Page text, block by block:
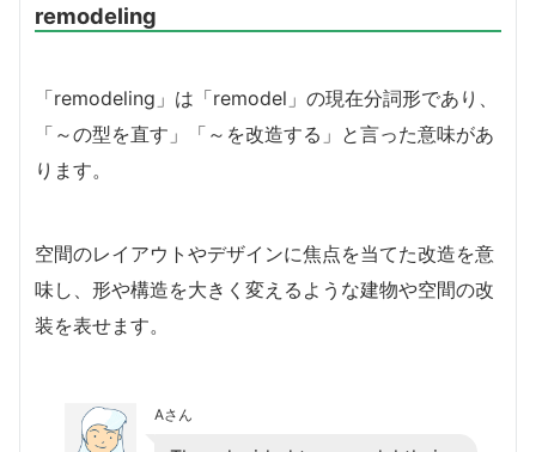
remodeling
「remodeling」は「remodel」の現在分詞形であり、
「～の型を直す」「～を改造する」と言った意味があ
ります。
空間のレイアウトやデザインに焦点を当てた改造を意
味し、形や構造を大きく変えるような建物や空間の改
装を表せます。
Aさん